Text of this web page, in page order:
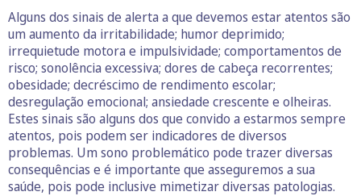
Alguns dos sinais de alerta a que devemos estar atentos são
um aumento da irritabilidade; humor deprimido;
irrequietude motora e impulsividade; comportamentos de
risco; sonolência excessiva; dores de cabeça recorrentes;
obesidade; decréscimo de rendimento escolar;
desregulação emocional; ansiedade crescente e olheiras.
Estes sinais são alguns dos que convido a estarmos sempre
atentos, pois podem ser indicadores de diversos
problemas. Um sono problemático pode trazer diversas
consequências e é importante que asseguremos a sua
saúde, pois pode inclusive mimetizar diversas patologias.